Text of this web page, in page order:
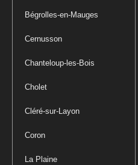
Bégrolles-en-Mauges
Cernusson
Chanteloup-les-Bois
Cholet
Cléré-sur-Layon
Coron
La Plaine